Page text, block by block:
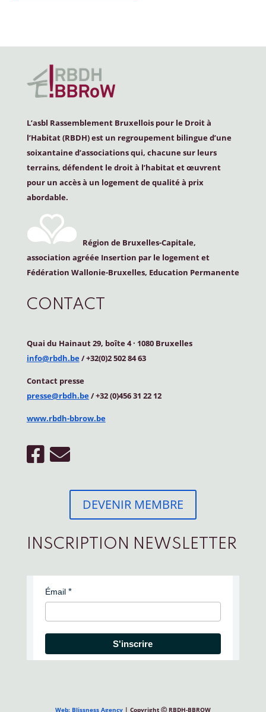
L’asbl Rassemblement Bruxellois pour le Droit à
l’Habitat (RBDH) est un regroupement bilingue d’une
soixantaine d’associations qui, chacune sur leurs
terrains, défendent le droit à l’habitat et œuvrent
pour un accès à un logement de qualité à prix
abordable.
Région de Bruxelles-Capitale,
association agréée Insertion par le logement et
Fédération Wallonie-Bruxelles, Education Permanente
CONTACT
Quai du Hainaut 29, boîte 4· 1080 Bruxelles
info@rbdh.be/ +32(0)2 502 84 63
Contact presse
presse@rbdh.be/ +32 (0)456 31 22 12
www.rbdh-bbrow.be
DEVENIR MEMBRE
INSCRIPTION NEWSLETTER
Émail
S'inscrire
Web: Blissness Agency| Copyright Ⓒ RBDH-BBROW